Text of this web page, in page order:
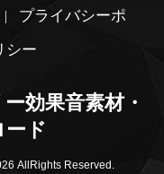
プライバシーポ
シー
効果音素材・
ード
AllRights Reserved.